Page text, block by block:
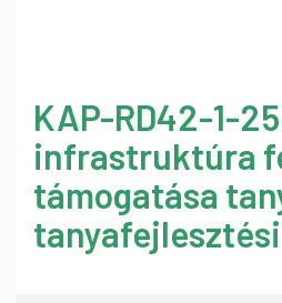
KAP-RD42-1-
infrastruktúra
támogatása